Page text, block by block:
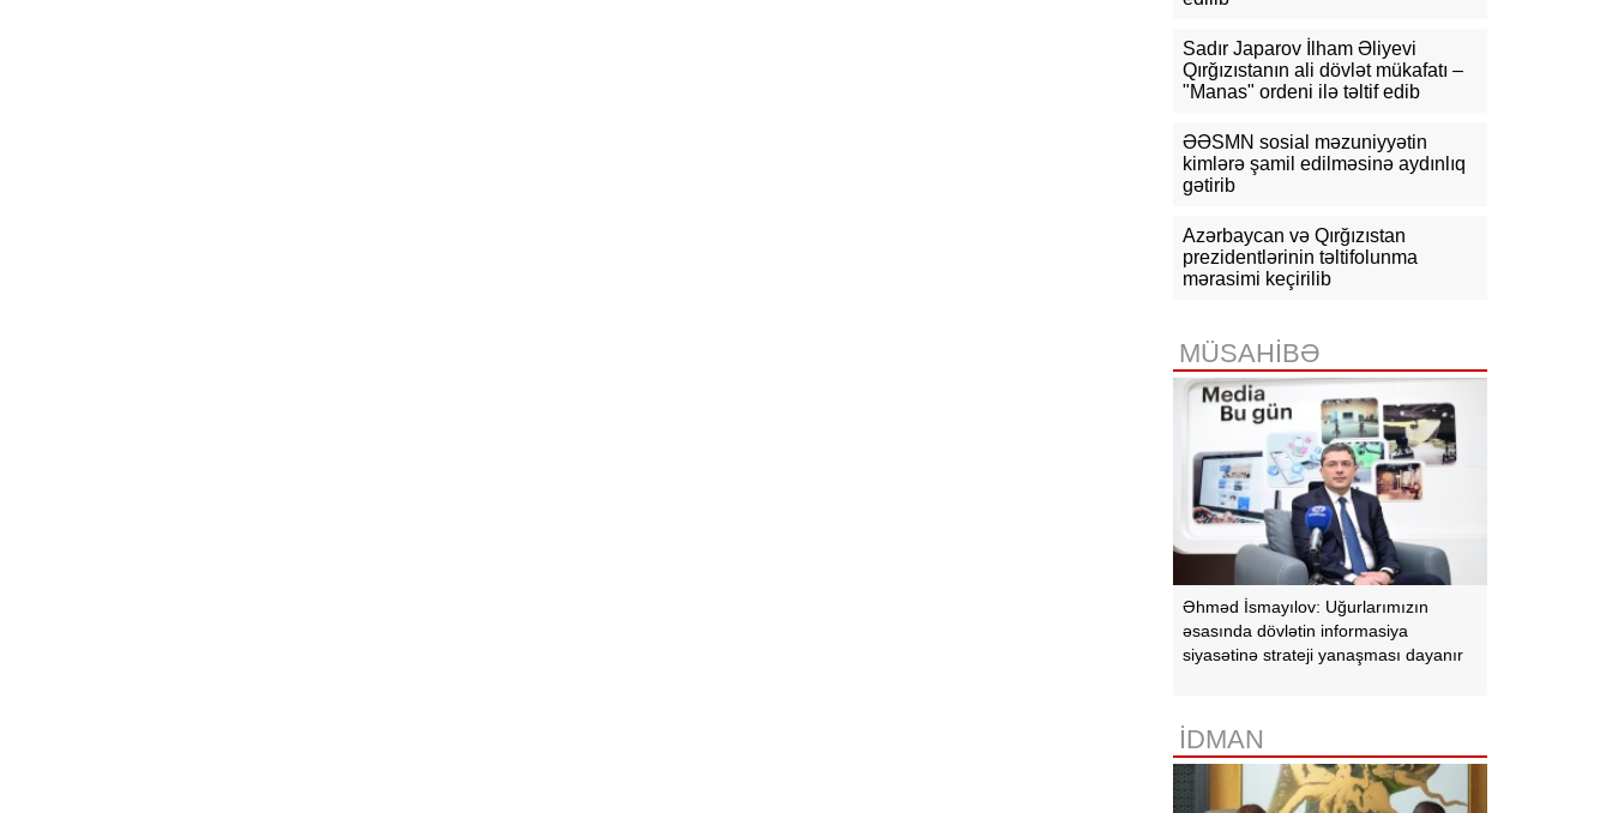
təcili iclas təyin olundu
15:53 Ceyhun Bayramov: Rusiya və
Ukrayna arasındakı hərbi
əməliyyatlar ən qısa zamanda
15:41 İranda “Mossad”la əlaqəli 20-
dən çox şəxsin saxlanıldığı bildirilir
15:26 Kiyevdə Azərbaycan və
Ukrayna xarici işlər nazirlərinin
görüşü olub
Azərbaycan Xalq Cümhuriyyətinin
diplomatik irsinə aid arxiv sənədləri
ilə tanış olub
Sadır Japarov İlham Əliyevi
Qırğızıstanın ali dövlət mükafatı –
"Manas" ordeni ilə təltif edib
ƏƏSMN sosial məzuniyyətin
kimlərə şamil edilməsinə aydınlıq
gətirib
Azərbaycan və Qırğızıstan
prezidentlərinin təltifolunma
mərasimi keçirilib
MÜSAHİBƏ
Əhməd İsmayılov: Uğurlarımızın
əsasında dövlətin informasiya
siyasətinə strateji yanaşması dayanır
İDMAN